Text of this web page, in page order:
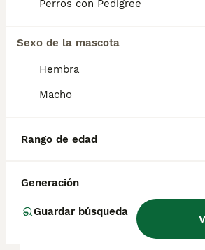
Perros con Pedigree
Sexo de la mascota
Hembra
Macho
Rango de edad
Generación
Guardar búsqueda
¿Cuáles son las
tener un bulldog inglés?
vive un Bulldog Inglés?
¿Cuántos tipos de
hay?